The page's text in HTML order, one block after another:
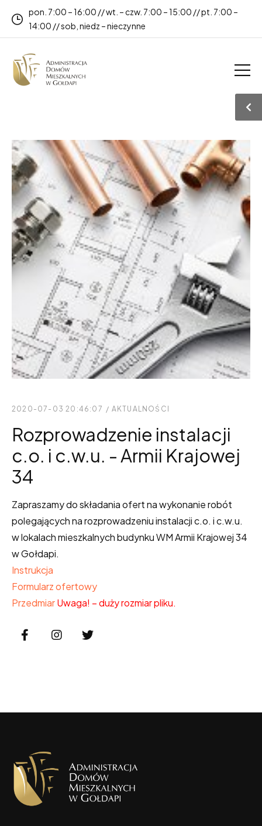
pon. 7:00 – 16:00 // wt. – czw. 7:00 – 15:00 // pt. 7:00 –
14:00 // sob, niedz – nieczynne
2020-07-03 20:46:07 / AKTUALNOŚCI
Rozprowadzenie instalacji
c.o. i c.w.u. - Armii Krajowej
34
Zapraszamy do składania ofert na wykonanie robót
polegających na rozprowadzeniu instalacji c.o. i c.w.u.
w lokalach mieszkalnych budynku WM Armii Krajowej 34
w Gołdapi.
Instrukcja
Formularz ofertowy
PrzedmiarUwaga! – duży rozmiar pliku.